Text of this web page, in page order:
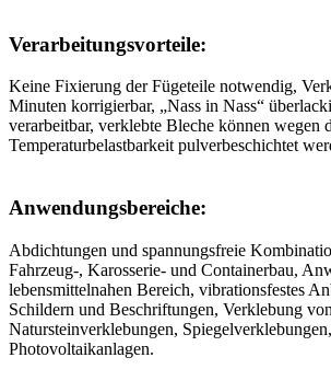
Verarbeitungsvorteile:
Keine Fixierung der Fügeteile notwendig,
Minuten korrigierbar, „Nass in Nass“
verarbeitbar, verklebte Bleche können wegen
Temperaturbelastbarkeit pulverbeschichtet
Anwendungsbereiche:
Abdichtungen und spannungsfreie
Fahrzeug-, Karosserie- und Containerbau,
lebensmittelnahen Bereich, vibrationsfestes
Schildern und Beschriftungen, Verklebung
Natursteinverklebungen,
Photovoltaikanlagen.